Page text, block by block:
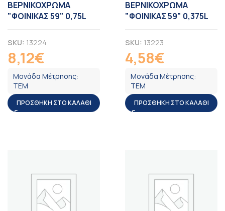
ΒΕΡΝΙΚΟΧΡΩΜΑ
"ΦΟΙΝΙΚΑΣ 59" 0,75L
SKU: 13224
8,12€
Μονάδα Μέτρησης:
ΤΕΜ
ΠΡΟΣΘΉΚΗ ΣΤΟ ΚΑΛΆΘΙ
ΒΕΡΝΙΚΟΧΡΩΜΑ
"ΦΟΙΝΙΚΑΣ 59" 0,375L
SKU: 13223
4,58€
Μονάδα Μέτρησης:
ΤΕΜ
ΠΡΟΣΘΉΚΗ ΣΤΟ ΚΑΛΆΘΙ